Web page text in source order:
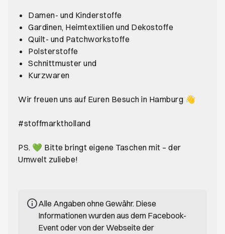
Damen- und Kinderstoffe
Gardinen, Heimtextilien und Dekostoffe
Quilt- und Patchworkstoffe
Polsterstoffe
Schnittmuster und
Kurzwaren
Wir freuen uns auf Euren Besuch in Hamburg 👋
#stoffmarktholland
PS. 💚 Bitte bringt eigene Taschen mit – der
Umwelt zuliebe!
Alle Angaben ohne Gewähr. Diese
Informationen wurden aus dem Facebook-
Event oder von der Webseite der